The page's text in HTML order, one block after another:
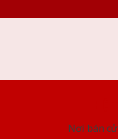
Nơi bán